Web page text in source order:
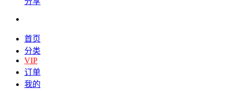
首页
分类
VIP
订单
我的